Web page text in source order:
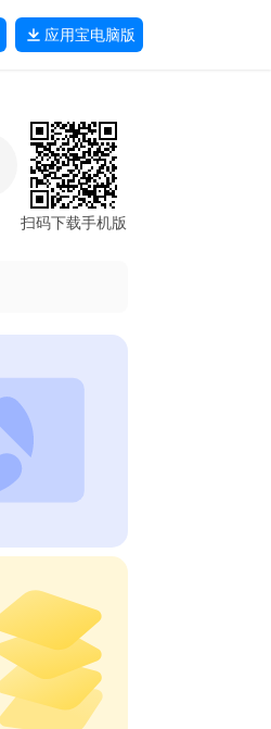
应用宝电脑版
扫码下载手机版